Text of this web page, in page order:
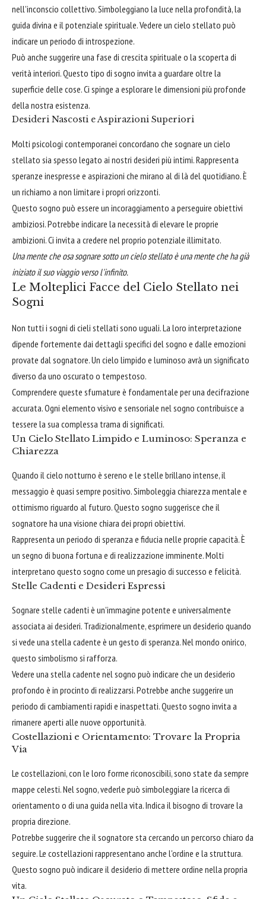
nell'inconscio collettivo. Simboleggiano la luce nella profondità, la
guida divina e il potenziale spirituale. Vedere un cielo stellato può
indicare un periodo di introspezione.
Può anche suggerire una fase di crescita spirituale o la scoperta di
verità interiori. Questo tipo di sogno invita a guardare oltre la
superficie delle cose. Ci spinge a esplorare le dimensioni più profonde
della nostra esistenza.
Desideri Nascosti e Aspirazioni Superiori
Molti psicologi contemporanei concordano che sognare un cielo
stellato sia spesso legato ai nostri desideri più intimi. Rappresenta
speranze inespresse e aspirazioni che mirano al di là del quotidiano. È
un richiamo a non limitare i propri orizzonti.
Questo sogno può essere un incoraggiamento a perseguire obiettivi
ambiziosi. Potrebbe indicare la necessità di elevare le proprie
ambizioni. Ci invita a credere nel proprio potenziale illimitato.
Una mente che osa sognare sotto un cielo stellato è una mente che ha già
iniziato il suo viaggio verso l'infinito.
Le Molteplici Facce del Cielo Stellato nei
Sogni
Non tutti i sogni di cieli stellati sono uguali. La loro interpretazione
dipende fortemente dai dettagli specifici del sogno e dalle emozioni
provate dal sognatore. Un cielo limpido e luminoso avrà un significato
diverso da uno oscurato o tempestoso.
Comprendere queste sfumature è fondamentale per una decifrazione
accurata. Ogni elemento visivo e sensoriale nel sogno contribuisce a
tessere la sua complessa trama di significati.
Un Cielo Stellato Limpido e Luminoso: Speranza e
Chiarezza
Quando il cielo notturno è sereno e le stelle brillano intense, il
messaggio è quasi sempre positivo. Simboleggia chiarezza mentale e
ottimismo riguardo al futuro. Questo sogno suggerisce che il
sognatore ha una visione chiara dei propri obiettivi.
Rappresenta un periodo di speranza e fiducia nelle proprie capacità. È
un segno di buona fortuna e di realizzazione imminente. Molti
interpretano questo sogno come un presagio di successo e felicità.
Stelle Cadenti e Desideri Espressi
Sognare stelle cadenti è un'immagine potente e universalmente
associata ai desideri. Tradizionalmente, esprimere un desiderio quando
si vede una stella cadente è un gesto di speranza. Nel mondo onirico,
questo simbolismo si rafforza.
Vedere una stella cadente nel sogno può indicare che un desiderio
profondo è in procinto di realizzarsi. Potrebbe anche suggerire un
periodo di cambiamenti rapidi e inaspettati. Questo sogno invita a
rimanere aperti alle nuove opportunità.
Costellazioni e Orientamento: Trovare la Propria
Via
Le costellazioni, con le loro forme riconoscibili, sono state da sempre
mappe celesti. Nel sogno, vederle può simboleggiare la ricerca di
orientamento o di una guida nella vita. Indica il bisogno di trovare la
propria direzione.
Potrebbe suggerire che il sognatore sta cercando un percorso chiaro da
seguire. Le costellazioni rappresentano anche l'ordine e la struttura.
Questo sogno può indicare il desiderio di mettere ordine nella propria
vita.